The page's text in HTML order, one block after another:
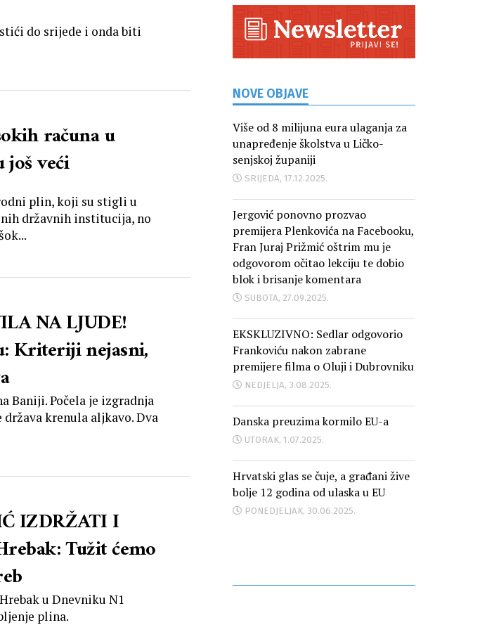
do srijede i onda biti
računa u
još veći
plin, koji su stigli u
državnih institucija, no
NA LJUDE!
Kriteriji nejasni,
Baniji. Počela je izgradnja
krenula aljkavo. Dva
IZDRŽATI I
Tužit ćemo
u Dnevniku N1
plina.
NOVE OBJAVE
Više od 8 milijuna eura ulaganja za
unapređenje školstva u Ličko-
senjskoj županiji
SRIJEDA, 17.12.2025.
Jergović ponovno prozvao
premijera Plenkovića na Facebooku,
Fran Juraj Prižmić oštrim mu je
odgovorom očitao lekciju te dobio
blok i brisanje komentara
SUBOTA, 27.09.2025.
EKSKLUZIVNO: Sedlar odgovorio
Frankoviću nakon zabrane
premijere filma o Oluji i Dubrovniku
NEDJELJA, 3.08.2025.
Danska preuzima kormilo EU-a
UTORAK, 1.07.2025.
Hrvatski glas se čuje, a građani žive
bolje 12 godina od ulaska u EU
PONEDJELJAK, 30.06.2025.